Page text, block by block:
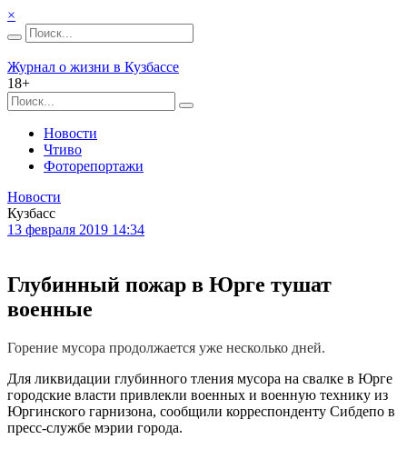
×
Журнал о жизни в Кузбассе
18+
Новости
Чтиво
Фоторепортажи
Новости
Кузбасс
13 февраля 2019 14:34
Глубинный пожар в Юрге тушат
военные
Горение мусора продолжается уже несколько дней.
Для ликвидации глубинного тления мусора на свалке в Юрге
городские власти привлекли военных и военную технику из
Юргинского гарнизона, cообщили корреспонденту Сибдепо в
пресс-службе мэрии города.